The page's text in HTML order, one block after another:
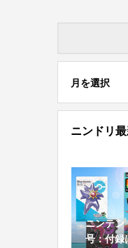
月を選択
ニンドリ
ニンテン
号：付